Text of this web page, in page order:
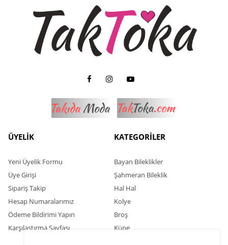
ÜYELİK
Yeni Üyelik Formu
Üye Girişi
Sipariş Takip
Hesap Numaralarımız
Ödeme Bildirimi Yapın
Karşılaştırma Sayfası
KATEGORİLER
Bayan Bileklikler
Şahmeran Bileklik
Hal Hal
Kolye
Broş
Küpe